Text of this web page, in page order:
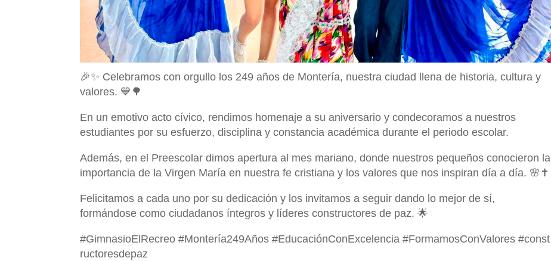
🎉✨ Celebramos con orgullo los 249 años de Montería, nuestra ciudad llena de historia, cultura y
valores. 💙🌳
En un emotivo acto cívico, rendimos homenaje a su aniversario y condecoramos a nuestros
estudiantes por su esfuerzo, disciplina y constancia académica durante el periodo escolar.
Además, en el Preescolar dimos apertura al mes mariano, donde nuestros pequeños conocieron la
importancia de la Virgen María en nuestra fe cristiana y los valores que nos inspiran día a día. 🌸✝️
Felicitamos a cada uno por su dedicación y los invitamos a seguir dando lo mejor de sí,
formándose como ciudadanos íntegros y líderes constructores de paz. 🌟
#GimnasioElRecreo #Montería249Años #EducaciónConExcelencia #FormamosConValores #const
ructoresdepaz